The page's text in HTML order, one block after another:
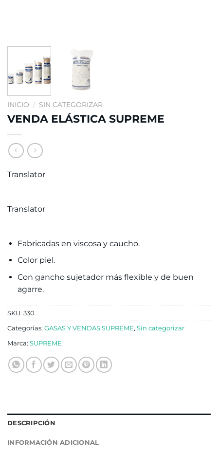
INICIO / SIN CATEGORIZAR
VENDA ELÁSTICA SUPREME
Translator
Translator
Fabricadas en viscosa y caucho.
Color piel.
Con gancho sujetador más flexible y de buen
agarre.
SKU: 330
Categorías: GASAS Y VENDAS SUPREME, Sin categorizar
Marca: SUPREME
DESCRIPCIÓN
INFORMACIÓN ADICIONAL